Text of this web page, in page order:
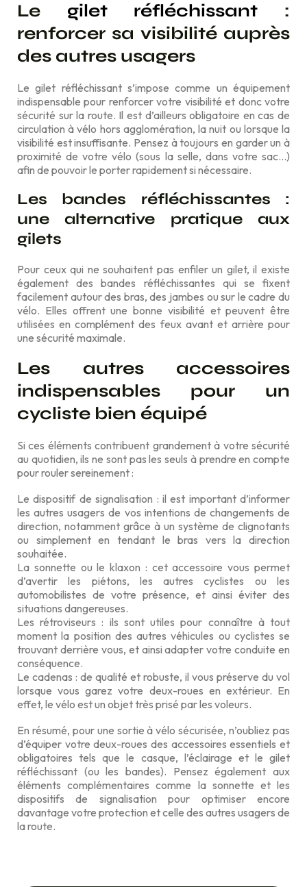
Le gilet réfléchissant :
renforcer sa visibilité auprès
des autres usagers
Le gilet réfléchissant s’impose comme un équipement
indispensable pour renforcer votre visibilité et donc votre
sécurité sur la route. Il est d’ailleurs obligatoire en cas de
circulation à vélo hors agglomération, la nuit ou lorsque la
visibilité est insuffisante. Pensez à toujours en garder un à
proximité de votre vélo (sous la selle, dans votre sac…)
afin de pouvoir le porter rapidement si nécessaire.
Les bandes réfléchissantes :
une alternative pratique aux
gilets
Pour ceux qui ne souhaitent pas enfiler un gilet, il existe
également des bandes réfléchissantes qui se fixent
facilement autour des bras, des jambes ou sur le cadre du
vélo. Elles offrent une bonne visibilité et peuvent être
utilisées en complément des feux avant et arrière pour
une sécurité maximale.
Les autres accessoires
indispensables pour un
cycliste bien équipé
Si ces éléments contribuent grandement à votre sécurité
au quotidien, ils ne sont pas les seuls à prendre en compte
pour rouler sereinement :
Le dispositif de signalisation : il est important d’informer
les autres usagers de vos intentions de changements de
direction, notamment grâce à un système de clignotants
ou simplement en tendant le bras vers la direction
souhaitée.
La sonnette ou le klaxon : cet accessoire vous permet
d’avertir les piétons, les autres cyclistes ou les
automobilistes de votre présence, et ainsi éviter des
situations dangereuses.
Les rétroviseurs : ils sont utiles pour connaître à tout
moment la position des autres véhicules ou cyclistes se
trouvant derrière vous, et ainsi adapter votre conduite en
conséquence.
Le cadenas : de qualité et robuste, il vous préserve du vol
lorsque vous garez votre deux-roues en extérieur. En
effet, le vélo est un objet très prisé par les voleurs.
En résumé, pour une sortie à vélo sécurisée, n’oubliez pas
d’équiper votre deux-roues des accessoires essentiels et
obligatoires tels que le casque, l’éclairage et le gilet
réfléchissant (ou les bandes). Pensez également aux
éléments complémentaires comme la sonnette et les
dispositifs de signalisation pour optimiser encore
davantage votre protection et celle des autres usagers de
la route.